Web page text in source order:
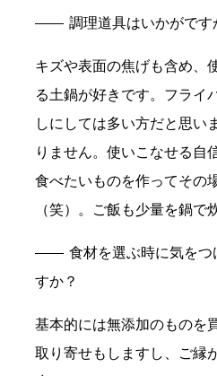
調理道具はいかがです
キズや表面の焦げも含め、
る土鍋が好きです。フライ
しにしては多い方だと思い
りません。使いこなせる自
食べたいものを作ってその
（笑）。ご飯も少量を鍋で
食材を選ぶ時に気をつ
すか？
基本的には無添加のものを
取り寄せもしますし、ご縁